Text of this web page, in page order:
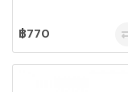
฿770